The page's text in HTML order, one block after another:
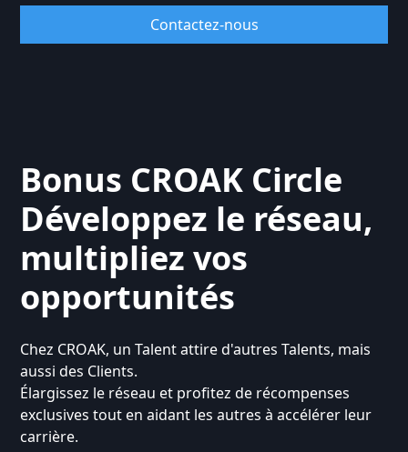
Contactez-nous
Bonus CROAK Circle
Développez le réseau,
multipliez vos
opportunités
Chez CROAK, un Talent attire d'autres Talents, mais
aussi des Clients.
Élargissez le réseau et profitez de récompenses
exclusives tout en aidant les autres à accélérer leur
carrière.